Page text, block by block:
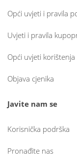
Opći uvjeti i pravila
Uvjeti i pravila
Opći uvjeti
Objava cjenika
Javite nam se
Korisnička podrška
Pronađite nas